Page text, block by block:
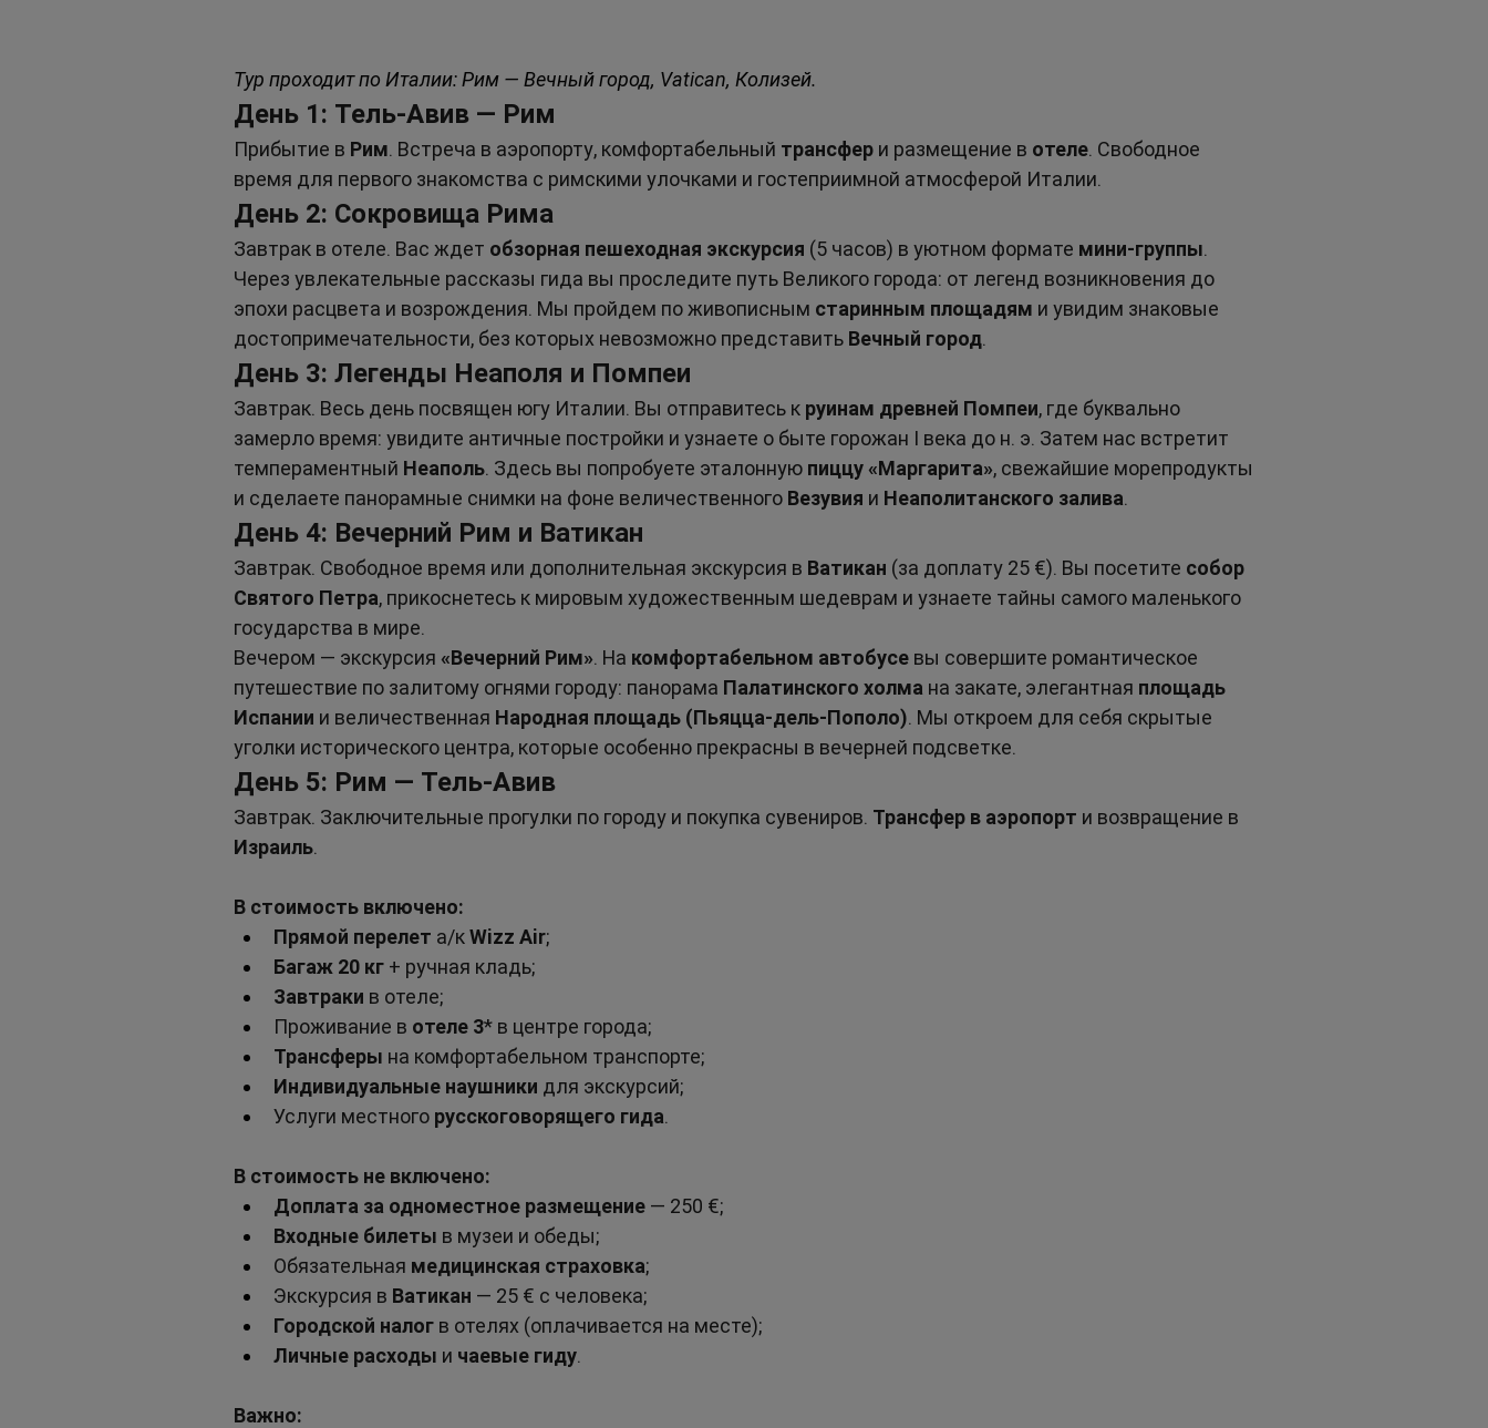
Тур проходит по Италии: Рим — Вечный город, Vatican, Колизей.
День 1: Тель-Авив — Рим
Прибытие в Рим. Встреча в аэропорту, комфортабельный трансфер и размещение в отеле. Свободное
время для первого знакомства с римскими улочками и гостеприимной атмосферой Италии.
День 2: Сокровища Рима
Завтрак в отеле. Вас ждет обзорная пешеходная экскурсия (5 часов) в уютном формате мини-группы.
Через увлекательные рассказы гида вы проследите путь Великого города: от легенд возникновения до
эпохи расцвета и возрождения. Мы пройдем по живописным старинным площадям и увидим знаковые
достопримечательности, без которых невозможно представить Вечный город.
День 3: Легенды Неаполя и Помпеи
Завтрак. Весь день посвящен югу Италии. Вы отправитесь к руинам древней Помпеи, где буквально
замерло время: увидите античные постройки и узнаете о быте горожан I века до н. э. Затем нас встретит
темпераментный Неаполь. Здесь вы попробуете эталонную пиццу «Маргарита», свежайшие морепродукты
и сделаете панорамные снимки на фоне величественного Везувия и Неаполитанского залива.
День 4: Вечерний Рим и Ватикан
Завтрак. Свободное время или дополнительная экскурсия в Ватикан (за доплату 25 €). Вы посетите собор
Святого Петра, прикоснетесь к мировым художественным шедеврам и узнаете тайны самого маленького
государства в мире.
Вечером — экскурсия «Вечерний Рим». На комфортабельном автобусе вы совершите романтическое
путешествие по залитому огнями городу: панорама Палатинского холма на закате, элегантная площадь
Испании и величественная Народная площадь (Пьяцца-дель-Пополо). Мы откроем для себя скрытые
уголки исторического центра, которые особенно прекрасны в вечерней подсветке.
День 5: Рим — Тель-Авив
Завтрак. Заключительные прогулки по городу и покупка сувениров. Трансфер в аэропорт и возвращение в
Израиль.
В стоимость включено:
Прямой перелет а/к Wizz Air;
Багаж 20 кг + ручная кладь;
Завтраки в отеле;
Проживание в отеле 3* в центре города;
Трансферы на комфортабельном транспорте;
Индивидуальные наушники для экскурсий;
Услуги местного русскоговорящего гида.
В стоимость не включено:
Доплата за одноместное размещение — 250 €;
Входные билеты в музеи и обеды;
Обязательная медицинская страховка;
Экскурсия в Ватикан — 25 € с человека;
Городской налог в отелях (оплачивается на месте);
Личные расходы и чаевые гиду.
Важно: